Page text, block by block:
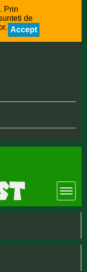
Prin
de
Accept